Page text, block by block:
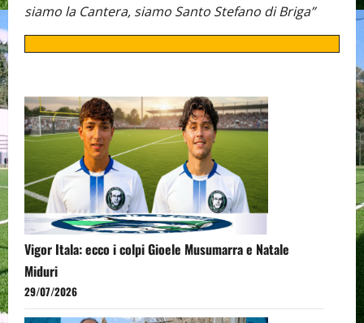
siamo la Cantera, siamo Santo Stefano di Briga”
Vigor Itala: ecco i colpi Gioele Musumarra e Natale
Miduri
29/07/2026